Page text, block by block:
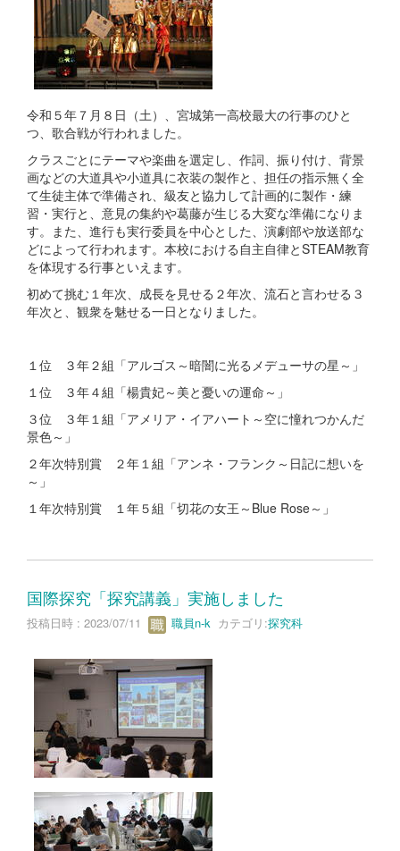
令和５年７月８日（土）、宮城第一高校最大の行事のひと
つ、歌合戦が行われました。
クラスごとにテーマや楽曲を選定し、作詞、振り付け、背景
画などの大道具や小道具に衣装の製作と、担任の指示無く全
て生徒主体で準備され、級友と協力して計画的に製作・練
習・実行と、意見の集約や葛藤が生じる大変な準備になりま
す。また、進行も実行委員を中心とした、演劇部や放送部な
どによって行われます。本校における自主自律とSTEAM教育
を体現する行事といえます。
初めて挑む１年次、成長を見せる２年次、流石と言わせる３
年次と、観衆を魅せる一日となりました。
１位 ３年２組「アルゴス～暗闇に光るメデューサの星～」
１位 ３年４組「楊貴妃～美と憂いの運命～」
３位 ３年１組「アメリア・イアハート～空に憧れつかんだ
景色～」
２年次特別賞 ２年１組「アンネ・フランク～日記に想いを
～」
１年次特別賞 １年５組「切花の女王～Blue Rose～」
国際探究「探究講義」実施しました
投稿日時 : 2023/07/11 職員n-k カテゴリ:探究科